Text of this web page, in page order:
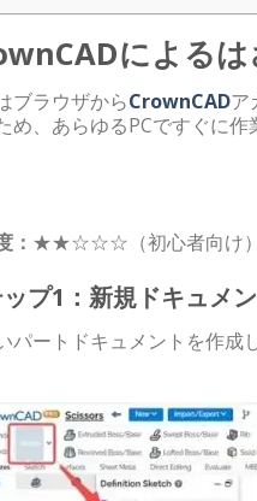
による
ブラウザからCrownCADア
め、あらゆるPCですぐに作
： ★★☆☆☆（初心者向け）
プ1：新規ドキュメ
パートドキュメントを作成し